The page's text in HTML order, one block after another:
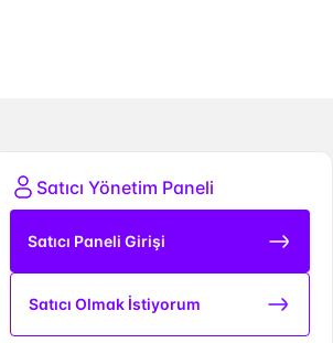
Satıcı Yönetim Paneli
Satıcı Paneli Girişi
Satıcı Olmak İstiyorum